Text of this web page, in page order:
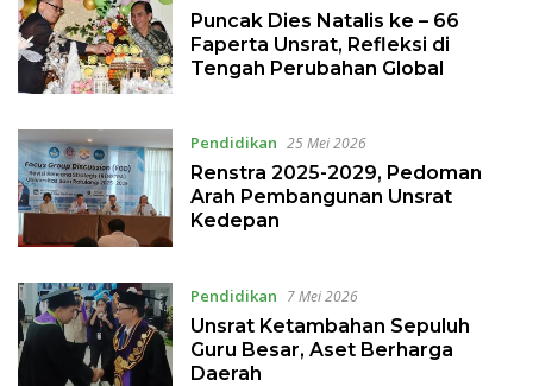
Puncak Dies Natalis ke – 66
Faperta Unsrat, Refleksi di
Tengah Perubahan Global
Pendidikan 25 Mei 2026
Renstra 2025-2029, Pedoman
Arah Pembangunan Unsrat
Kedepan
Pendidikan 7 Mei 2026
Unsrat Ketambahan Sepuluh
Guru Besar, Aset Berharga
Daerah